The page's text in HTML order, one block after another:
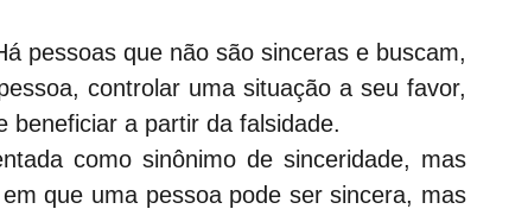
pessoas que não são sinceras e buscam,
controlar uma situação a seu favor,
beneficiar a partir da falsidade.
como sinônimo de sinceridade, mas
que uma pessoa pode ser sincera, mas